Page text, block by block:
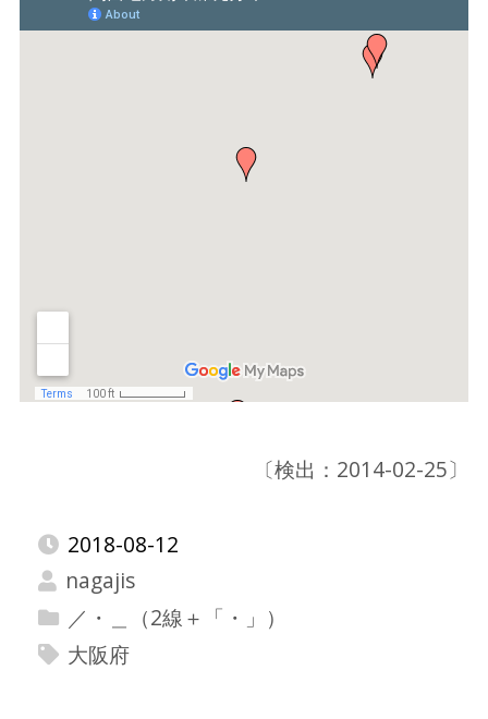
〔検出：2014-02-25〕
2018-08-12
nagajis
／・＿（2線＋「・」）
大阪府